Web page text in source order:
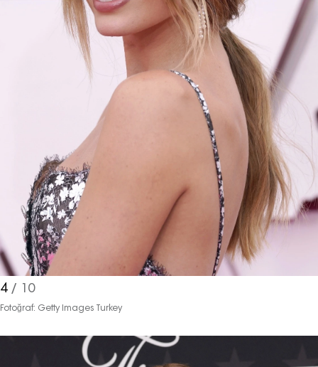
4/ 10
Fotoğraf: Getty Images Turkey